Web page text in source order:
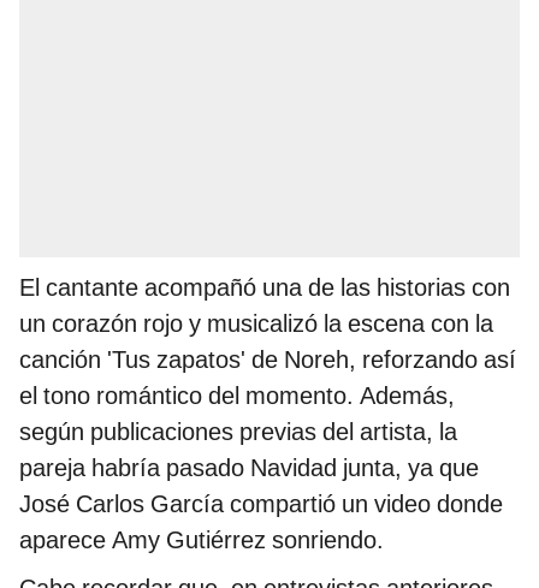
El cantante acompañó una de las historias con
un corazón rojo y musicalizó la escena con la
canción 'Tus zapatos' de Noreh, reforzando así
el tono romántico del momento. Además,
según publicaciones previas del artista, la
pareja habría pasado Navidad junta, ya que
José Carlos García compartió un video donde
aparece Amy Gutiérrez sonriendo.